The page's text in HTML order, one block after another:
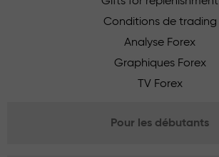
Conditions de trading
Analyse Forex
Graphiques Forex
TV Forex
Pour les débutants